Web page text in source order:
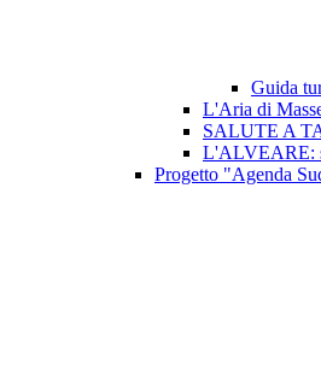
Guida
L'Aria di
SALUTE A
L'ALVEARE:
Progetto "Agenda